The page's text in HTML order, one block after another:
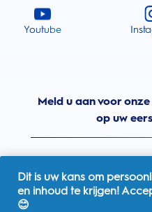
Youtube
Meld u aan voor
op uw
Dit is uw kans om
en inhoud te krijgen!
😊